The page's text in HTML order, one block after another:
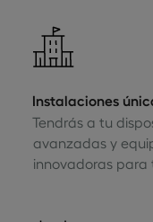
Instalaciones
Tendrás a tu
avanzadas y
innovadoras para